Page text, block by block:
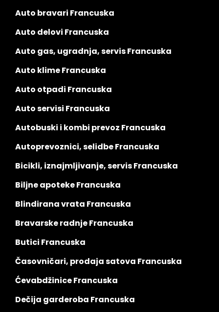
Auto bravari Francuska
Auto delovi Francuska
Auto gas, ugradnja, servis Francuska
Auto klime Francuska
Auto otpadi Francuska
Auto servisi Francuska
Autobuski i kombi prevoz Francuska
Autoprevoznici, selidbe Francuska
Bicikli, iznajmljivanje, servis Francuska
Biljne apoteke Francuska
Blindirana vrata Francuska
Bravarske radnje Francuska
Butici Francuska
Časovničari, prodaja satova Francuska
Ćevabdžinice Francuska
Dečija garderoba Francuska